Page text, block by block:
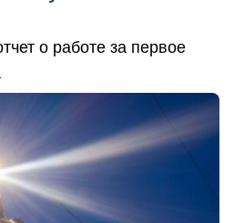
о работе за первое